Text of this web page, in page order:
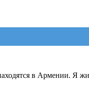
в Армении. Я